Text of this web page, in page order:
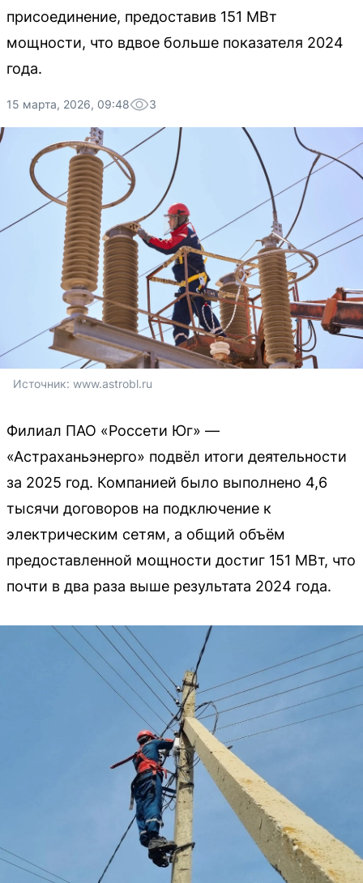
присоединение, предоставив 151 МВт
мощности, что вдвое больше показателя 2024
года.
15 марта, 2026, 09:48 3
Источник: www.astrobl.ru
Филиал ПАО «Россети Юг» —
«Астраханьэнерго» подвёл итоги деятельности
за 2025 год. Компанией было выполнено 4,6
тысячи договоров на подключение к
электрическим сетям, а общий объём
предоставленной мощности достиг 151 МВт, что
почти в два раза выше результата 2024 года.